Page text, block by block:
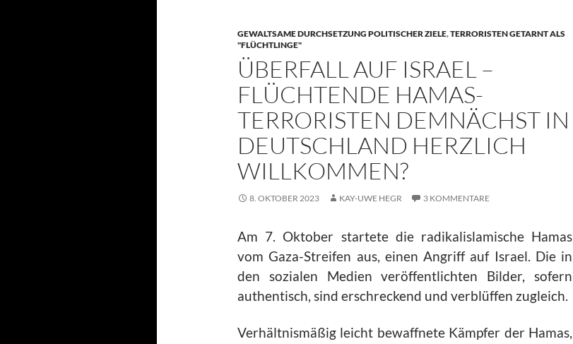
GEWALTSAME DURCHSETZUNG POLITISCHER ZIELE,TERRORISTEN GETARNT ALS
"FLÜCHTLINGE"
ÜBERFALL AUF ISRAEL –
FLÜCHTENDE HAMAS-
TERRORISTEN DEMNÄCHST IN
DEUTSCHLAND HERZLICH
WILLKOMMEN?
8. OKTOBER 2023 KAY-UWE HEGR 3 KOMMENTARE
Am 7. Oktober startete die radikalislamische Hamas
vom Gaza-Streifen aus, einen Angriff auf Israel. Die in
den sozialen Medien veröffentlichten Bilder, sofern
authentisch, sind erschreckend und verblüffen zugleich.
Verhältnismäßig leicht bewaffnete Kämpfer der Hamas,